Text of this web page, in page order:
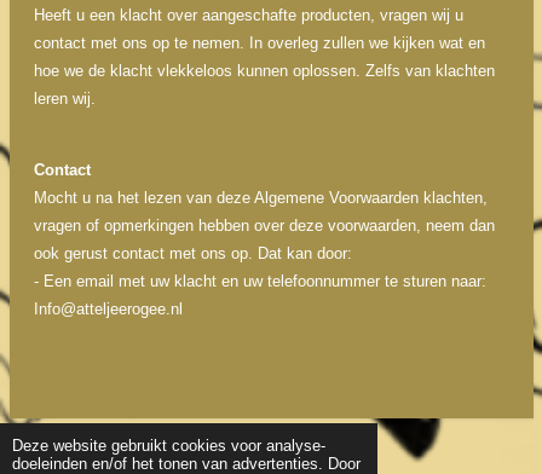
Deze website gebruikt cookies voor analyse-
doeleinden en/of het tonen van advertenties. Door
Heeft u een klacht over aangeschafte producten, vragen wij u
contact met ons op te nemen. In overleg zullen we kijken wat en
hoe we de klacht vlekkeloos kunnen oplossen. Zelfs van klachten
leren wij.
Contact
Mocht u na het lezen van deze Algemene Voorwaarden klachten,
vragen of opmerkingen hebben over deze voorwaarden, neem dan
ook gerust contact met ons op. Dat kan door:
- Een email met uw klacht en uw telefoonnummer te sturen naar:
Info@atteljeerogee.nl